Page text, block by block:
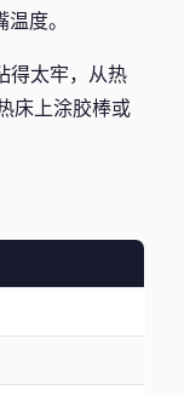
度。
得太牢，从热
床上涂胶棒或